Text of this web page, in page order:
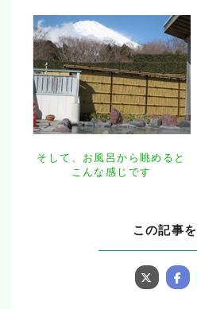
そして、お風呂から眺めると
こんな感じです
この記事